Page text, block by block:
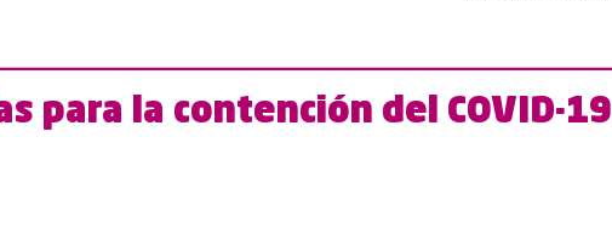
para la contención del COVID-19